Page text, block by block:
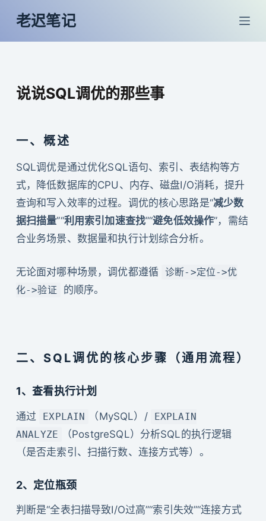
跳
过
内
老迟笔记
说说SQL调优的那些事
一、概述
SQL调优是通过优化SQL语句、索引、表结构等方
式，降低数据库的CPU、内存、磁盘I/O消耗，提升
查询和写入效率的过程。调优的核心思路是“减少数
据扫描量”“利用索引加速查找”“避免低效操作”，需结
合业务场景、数据量和执行计划综合分析。
无论面对哪种场景，调优都遵循 诊断->定位->优
化->验证
的顺序。
二、SQL调优的核心步骤（通用流程）
1、查看执行计划
通过 EXPLAIN （MySQL）/
EXPLAIN
ANALYZE
（PostgreSQL）分析SQL的执行逻辑
（是否走索引、扫描行数、连接方式等）。
2、定位瓶颈
判断是“全表扫描导致I/O过高”“索引失效”“连接方式